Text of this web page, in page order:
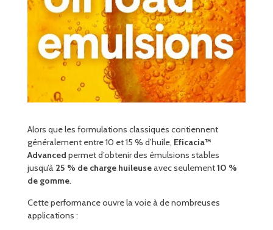
Alors que les formulations classiques contiennent
généralement entre 10 et 15 % d’huile, Eficacia™
Advanced permet d’obtenir des émulsions stables
jusqu’à 25 % de charge huileuseavec seulement10 %
de gomme.
Cette performance ouvre la voie à de nombreuses
applications :